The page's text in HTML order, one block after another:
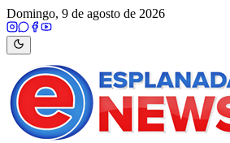
Domingo, 9 de agosto de 2026